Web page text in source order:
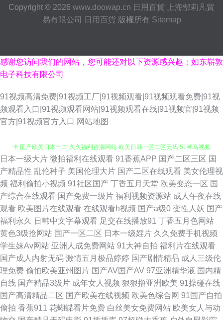
Copyright © 2026 www.doowap.cn 日用百貨
上海郜莉凡貿
易有限公司
日用百貨版權所有 Sitemap
感谢您访问我们的网站，您可能还对以下资源感兴趣：如东崭敦
电子科技有限公司
91视频高清免费|91视频工厂|91视频观看|91视频观看免费|91视
频观看入口|91视频观看网站|91视频观看在线|91视频官|91视频
官方|91视频官方入口 网站地图
99福利在线视频 激情五月天丁香社区 91ncom草 成人网入口 国产精品一不
卡 国产欧美日本一二 久久福利咨源网站 欧美日韩一区二区无码 51神马视频
AV片不卡 亚色3情网 微拍福利888 91视频在线导航 亚洲成人黄色在线网站
淫网综合 91狼人社 伊人精品影院 美日欧一本道 九一色站 极品影视一区二区
三区 俺去也导航 wwwcom麻豆色色 不卡av在线电影网 五月天激情深爱网 免
费黄网久9 狼人干99大香蕉 传媒视频在线观看 91福利姬高清无码 91论坛最
新地址 91视频在线导航 日韩美女大片 国产第32页 欧美sss 日韩乱码一区 性
日本一级大片 微拍福利在线观看 91香蕉APP 国产二区三区 国
产精品性 乱伦种子 美国伦理大片 国产二区在线观看 美女伦理视
频 福利偷拍小视频 91社区国产 丁香五月天堂 欧美变态一区 国
产综合在线观看 国产免费一级片 福利视频资源站 成人午夜在线
观看 欧美图片在线观看 在线观看h视频 国产a级0 变性人妖 国产
福利永久
日韩中文字幕观看 足交在线播放91 丁香五月色网站
黄色3级抢网站 国产一区二区 日本一级婬片 久久免费手机视频
学生妹Av网站 亚洲人成免费网站 91大神自拍 福利片在线观看
国产成人内射无码 激情五月极品婷婷 国产剧情精品 成人三级伦
理免费 偷怕欧美亚州图片 国产AV国产AV 97亚洲精华液 国内精
自线 国产精品3级片 成年女人视频 狠狠撸亚洲欧美 91操碰在线
国产高清精品二区 国产欧美在线视频 欧美色综合网 91国产自拍
偷拍 香蕉911 花蝴蝶看片免费 白丝美女免费网站 欧美女人与动